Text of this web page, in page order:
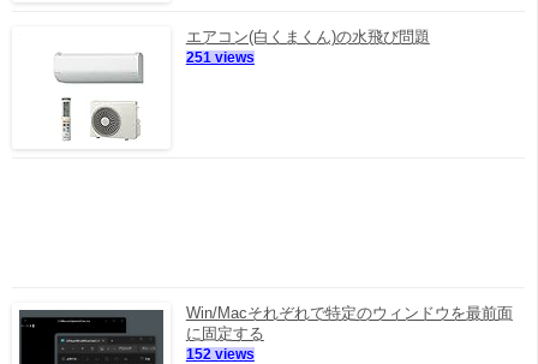
エアコン(白くまくん)の水飛び問題
251 views
Win/Macそれぞれで特定のウィンドウを最前面
に固定する
152 views